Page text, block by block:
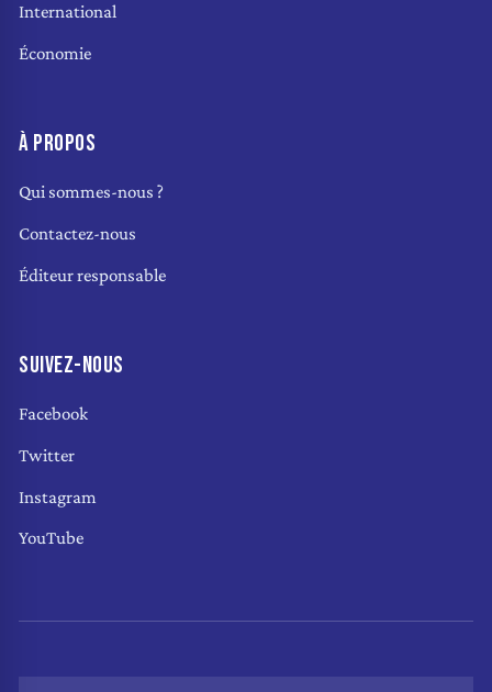
International
Économie
À PROPOS
Qui sommes-nous ?
Contactez-nous
Éditeur responsable
SUIVEZ-NOUS
Facebook
Twitter
Instagram
YouTube